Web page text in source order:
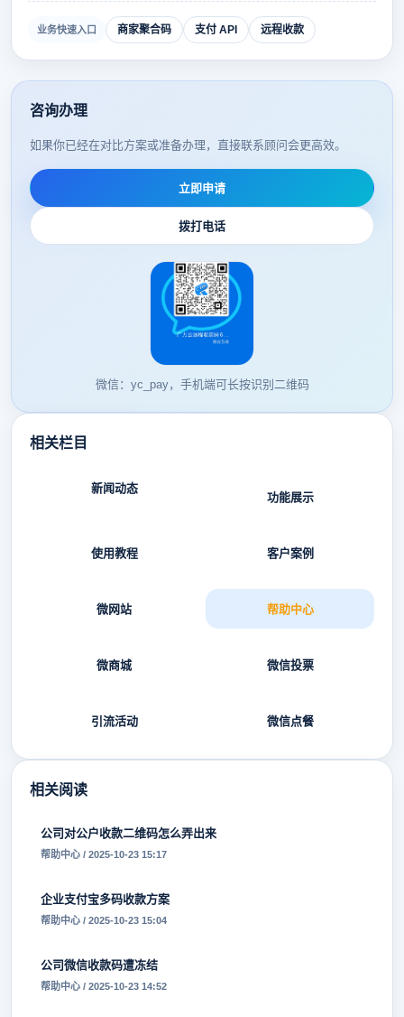
业务快速入口 商家聚合码 支付 API 远程收款
咨询办理
如果你已经在对比方案或准备办理，直接联系顾问会更高效。
立即申请
拨打电话
微信：yc_pay，手机端可长按识别二维码
相关栏目
新闻动态
功能展示
使用教程 客户案例
微网站 帮助中心
微商城 微信投票
引流活动 微信点餐
相关阅读
公司对公户收款二维码怎么弄出来
帮助中心 / 2025-10-23 15:17
企业支付宝多码收款方案
帮助中心 / 2025-10-23 15:04
公司微信收款码遭冻结
帮助中心 / 2025-10-23 14:52